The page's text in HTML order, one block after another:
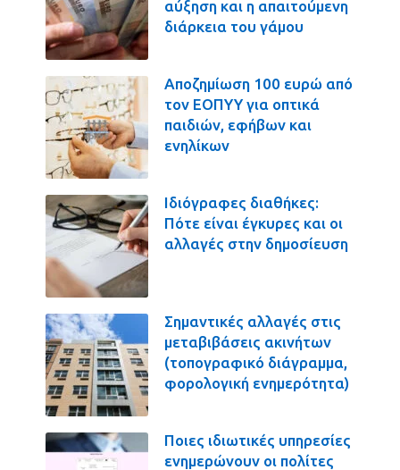
αύξηση και η απαιτούμενη
διάρκεια του γάμου
Αποζημίωση 100 ευρώ από
τον ΕΟΠΥΥ για οπτικά
παιδιών, εφήβων και
ενηλίκων
Ιδιόγραφες διαθήκες:
Πότε είναι έγκυρες και οι
αλλαγές στην δημοσίευση
Σημαντικές αλλαγές στις
μεταβιβάσεις ακινήτων
(τοπογραφικό διάγραμμα,
φορολογική ενημερότητα)
Ποιες ιδιωτικές υπηρεσίες
ενημερώνουν οι πολίτες